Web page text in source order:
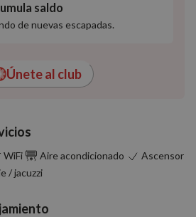
saldo
de nuevas escapadas.
Únete al club
WiFi Aire acondicionado
Ascensor
/ jacuzzi